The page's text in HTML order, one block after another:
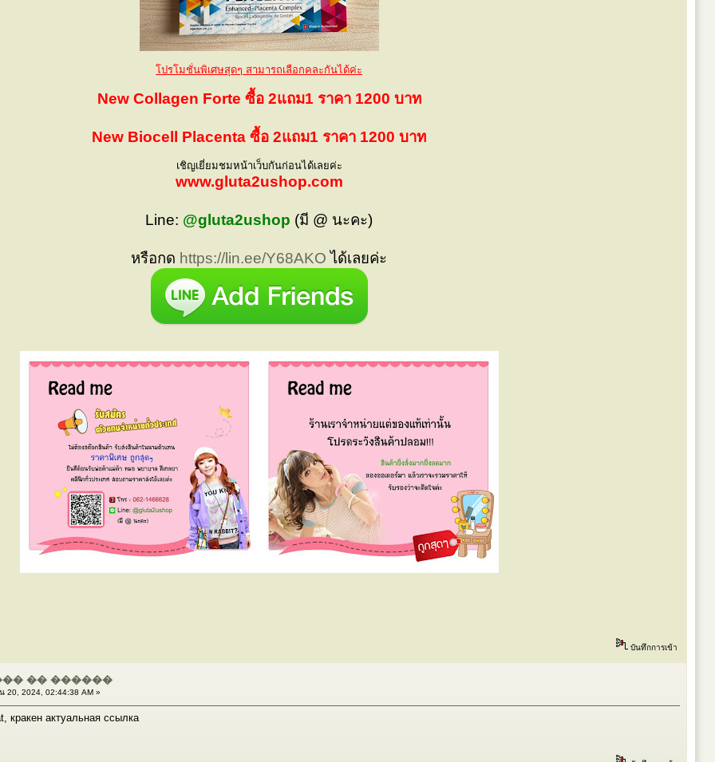
โปรโมชั่นพิเศษสุดๆ สามารถเลือกคละกันได้ค่ะ
New Collagen Forte ซื้อ 2แถม1 ราคา 1200 บาท
New Biocell Placenta ซื้อ 2แถม1 ราคา 1200 บาท
เชิญเยี่ยมชมหน้าเว็บกันก่อนได้เลยค่ะ
www.gluta2ushop.com
Line: @gluta2ushop (มี @ นะคะ)
หรือกด https://lin.ee/Y68AKO ได้เลยค่ะ
บันทึกการเข้า
�� ������
20, 2024, 02:44:38 AM »
кракен актуальная ссылка